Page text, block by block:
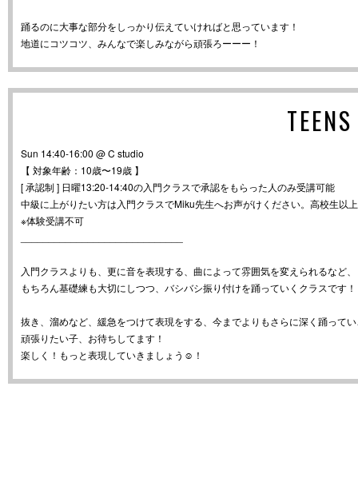
踊るのに大事な部分をしっかり伝えていければと思っています！
地道にコツコツ、みんなで楽しみながら頑張ろーーー！
Sun 14:40-16:00 @ C studio
【 対象年齢：10歳〜19歳 】
[ 承認制 ] 日曜13:20-14:40の入門クラスで承認をもらった人のみ受講可能
中級に上がりたい方は入門クラスでMiku先生へお声がけください。高校生以
※体験受講不可
入門クラスよりも、更に音を表現する、曲によって雰囲気を変えられるなど、
もちろん基礎練も大切にしつつ、バシバシ振り付けを踊っていくクラスです！
抜き、溜めなど、緩急をつけて表現をする、今までよりもさらに深く踊って
頑張りたい子、お待ちしてます！
楽しく！もっと表現していきましょう☺！